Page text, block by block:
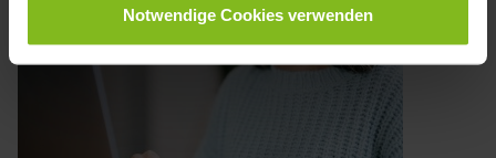
Notwendige Cookies verwenden